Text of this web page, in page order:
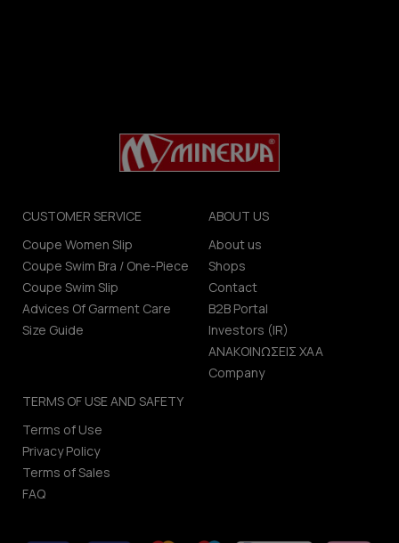
CUSTOMER SERVICE
Coupe Women Slip
Coupe Swim Bra / One-Piece
Coupe Swim Slip
Advices Of Garment Care
Size Guide
ABOUT US
About us
Shops
Contact
B2B Portal
Investors (IR)
ΑΝΑΚΟΙΝΩΣΕΙΣ ΧΑΑ
Company
TERMS OF USE AND SAFETY
Terms of Use
Privacy Policy
Terms of Sales
FAQ